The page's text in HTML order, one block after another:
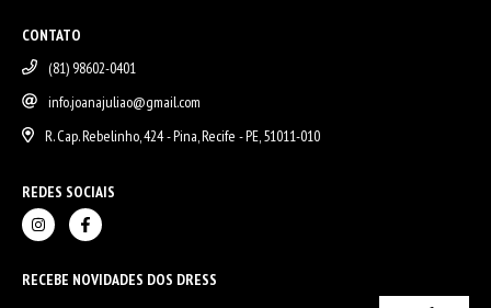
CONTATO
(81) 98602-0401
info.joanajuliao@gmail.com
R. Cap. Rebelinho, 424 - Pina, Recife - PE, 51011-010
REDES SOCIAIS
RECEBE NOVIDADES DOS DRESS